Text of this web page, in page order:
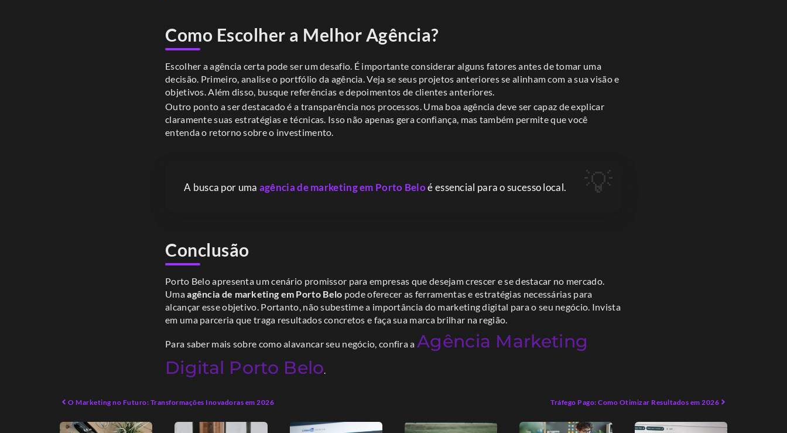
Como Escolher a Melhor Agência?
Escolher a agência certa pode ser um desafio. É importante considerar alguns fatores antes de tomar uma
decisão. Primeiro, analise o portfólio da agência. Veja se seus projetos anteriores se alinham com a sua visão e
objetivos. Além disso, busque referências e depoimentos de clientes anteriores.
Outro ponto a ser destacado é a transparência nos processos. Uma boa agência deve ser capaz de explicar
claramente suas estratégias e técnicas. Isso não apenas gera confiança, mas também permite que você
entenda o retorno sobre o investimento.
A busca por uma agência de marketing em Porto Beloé essencial para o sucesso local.
Conclusão
Porto Belo apresenta um cenário promissor para empresas que desejam crescer e se destacar no mercado.
Umaagência de marketing em Porto Belo pode oferecer as ferramentas e estratégias necessárias para
alcançar esse objetivo. Portanto, não subestime a importância do marketing digital para o seu negócio. Invista
em uma parceria que traga resultados concretos e faça sua marca brilhar na região.
Para saber mais sobre como alavancar seu negócio, confira a Agência Marketing
Digital Porto Belo
O Marketing no Futuro: Transformações Inovadoras em 2026 Tráfego Pago: Como Otimizar Resultados em 2026